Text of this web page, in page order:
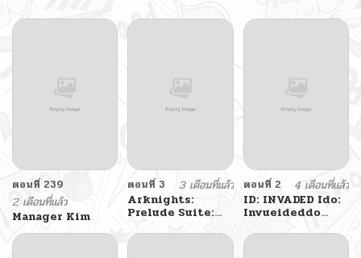
ตอนที่ 239
2 เดือนที่แล้ว
Manager Kim
ตอนที่ 3
3 เดือนที่แล้ว
Arknights:
Prelude Suite:
ตอนที่ 2
4 เดือนที่แล้ว
ID: INVADED Ido:
Invueideddo